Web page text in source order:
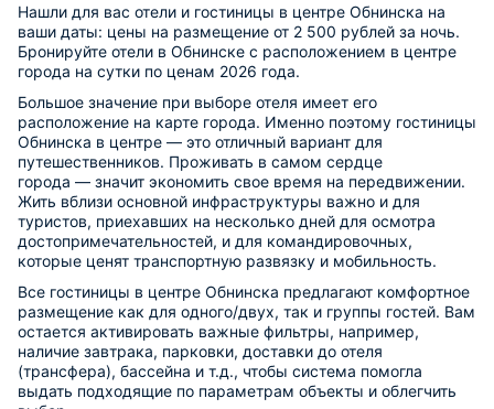
Нашли для вас отели и гостиницы в центре Обнинска на
ваши даты: цены на размещение от 2 500 рублей за ночь.
Бронируйте отели в Обнинске с расположением в центре
города на сутки по ценам 2026 года.
Большое значение при выборе отеля имеет его
расположение на карте города. Именно поэтому гостиницы
Обнинска в центре — это отличный вариант для
путешественников. Проживать в самом сердце
города — значит экономить свое время на передвижении.
Жить вблизи основной инфраструктуры важно и для
туристов, приехавших на несколько дней для осмотра
достопримечательностей, и для командировочных,
которые ценят транспортную развязку и мобильность.
Все гостиницы в центре Обнинска предлагают комфортное
размещение как для одного/двух, так и группы гостей. Вам
остается активировать важные фильтры, например,
наличие завтрака, парковки, доставки до отеля
(трансфера), бассейна и т.д., чтобы система помогла
выдать подходящие по параметрам объекты и облегчить